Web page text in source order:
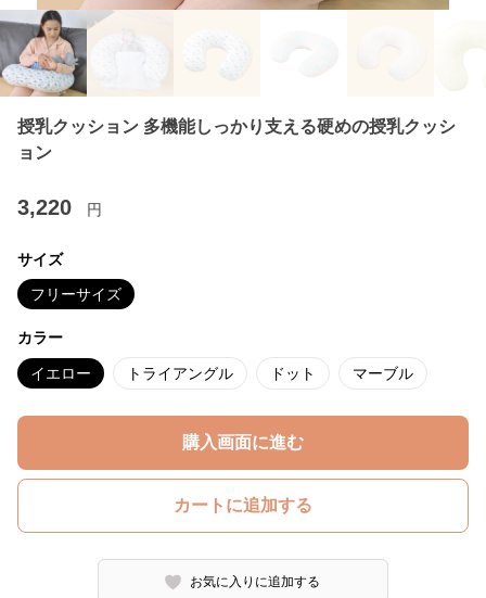
授乳クッション 多機能しっかり支える硬めの授乳クッシ
ョン
3,220 円
サイズ
フリーサイズ
カラー
イエロー トライアングル ドット マーブル
購入画面に進む
カートに追加する
お気に入りに追加する